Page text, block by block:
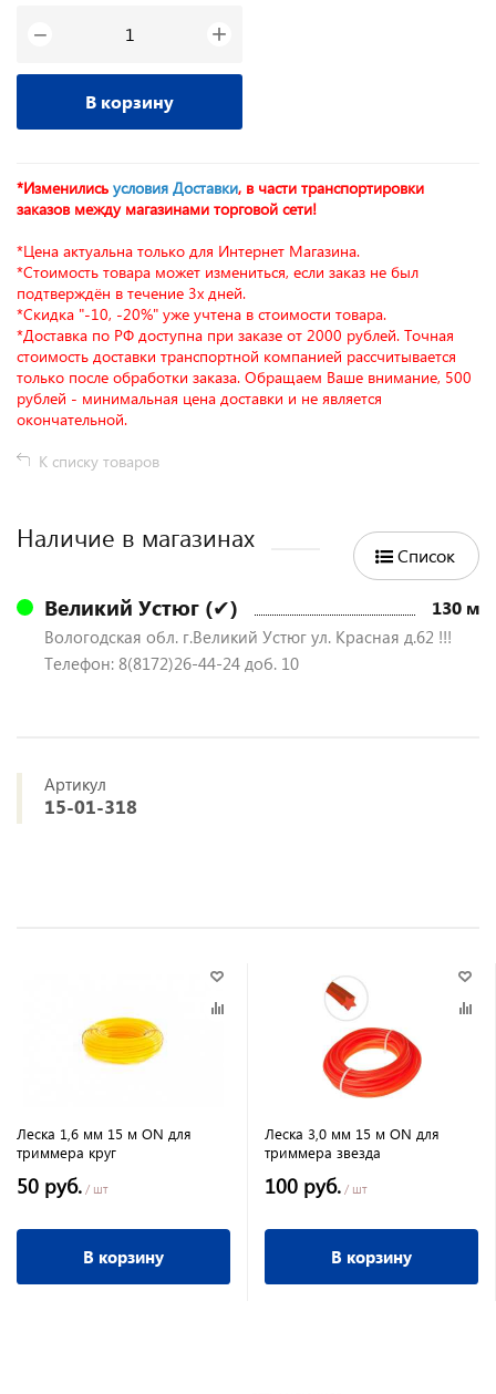
− +
В корзину
*Изменились условия Доставки, в части транспортировки
заказов между магазинами торговой сети!
*Цена актуальна только для Интернет Магазина.
*Стоимость товара может измениться, если заказ не был
подтверждён в течение 3х дней.
*Скидка "-10, -20%" уже учтена в стоимости товара.
*Доставка по РФ доступна при заказе от 2000 рублей. Точная
стоимость доставки транспортной компанией рассчитывается
только после обработки заказа. Обращаем Ваше внимание, 500
рублей - минимальная цена доставки и не является
окончательной.
К списку товаров
Наличие в магазинах
Список
Великий Устюг (✔) 130 м
Вологодская обл. г.Великий Устюг ул. Красная д.62 !!!
Телефон: 8(8172)26-44-24 доб. 10
Артикул
15-01-318
Леска 1,6 мм 15 м ON для
триммера круг
50 руб. / шт
В корзину
Леска 3,0 мм 15 м ON для
триммера звезда
100 руб. / шт
В корзину